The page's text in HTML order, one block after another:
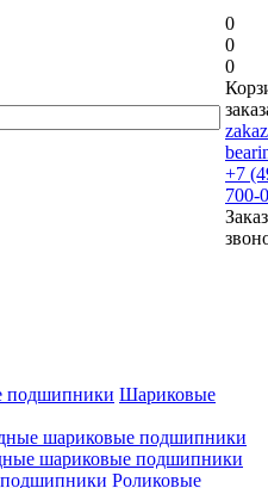
0
0
0
+7
700-
Шариковые
шариковые подшипники
шариковые подшипники
Роликовые